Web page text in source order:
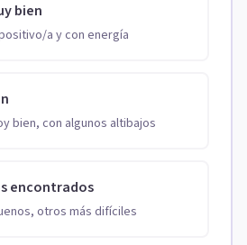
bien
a y con energía
bien, con algunos altibajos
encontrados
otros más difíciles